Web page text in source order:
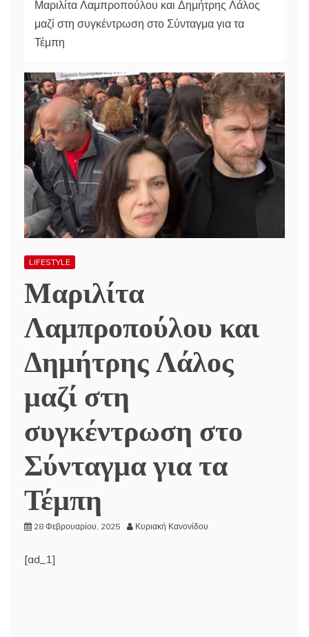
Μαριλίτα Λαμπροπούλου και Δημήτρης Λάλος
μαζί στη συγκέντρωση στο Σύνταγμα για τα
Τέμπη
LIFESTYLE
Μαριλίτα
Λαμπροπούλου και
Δημήτρης Λάλος
μαζί στη
συγκέντρωση στο
Σύνταγμα για τα
Τέμπη
28 Φεβρουαρίου, 2025 Κυριακή Κανονίδου
[ad_1]